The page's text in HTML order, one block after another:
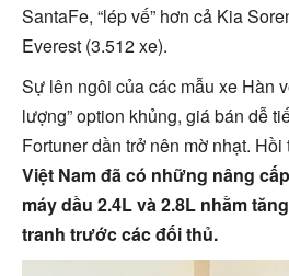
SantaFe, “lép vế” hơn cả Kia
Everest (3.512 xe).
Sự lên ngôi của các mẫu xe Hàn
lượng” option khủng, giá bán dễ
Fortuner dần trở nên mờ nhạt. Hồi
Việt Nam đã có những nâng
máy dầu 2.4L và 2.8L nhằm
tranh trước các đối thủ.